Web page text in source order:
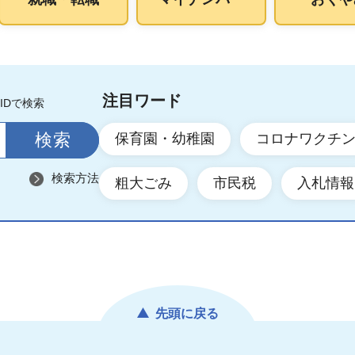
IDで検索
検索方法
注目ワード
保育園・幼稚園 コロナワクチン
粗大ごみ 市民税 入札情報
先頭に戻る